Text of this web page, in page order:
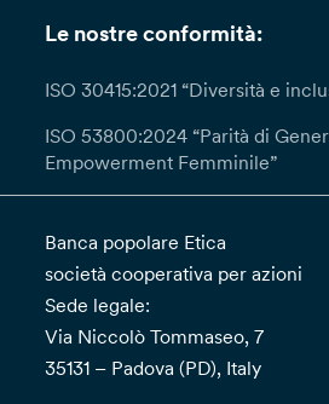
Le nostre conformità:
ISO 30415:2021 “Diversità e
ISO 53800:2024 “Parità di
Empowerment Femminile”
Banca popolare Etica
società cooperativa per azioni
Sede legale:
Via Niccolò Tommaseo, 7
35131 – Padova (PD), Italy